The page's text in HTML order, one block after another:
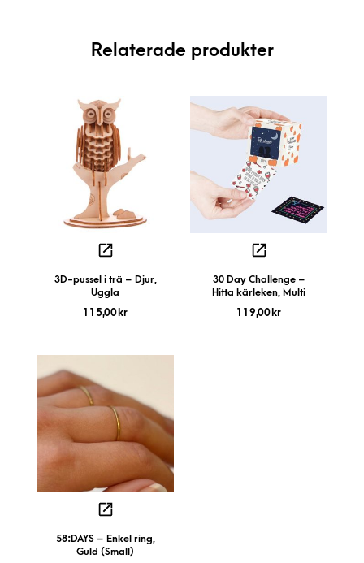
Relaterade produkter
3D-pussel i trä – Djur,
Uggla
115,00 kr
30 Day Challenge –
Hitta kärleken, Multi
119,00 kr
58:DAYS – Enkel ring,
Guld (Small)